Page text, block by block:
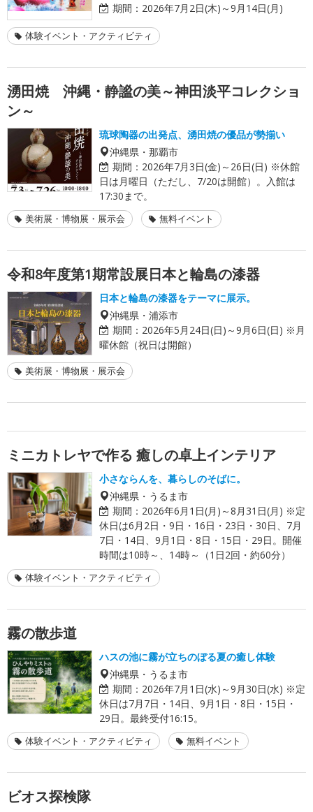
期間： 2026年7月2日(木)～9月14日(月)
体験イベント・アクティビティ
湧田焼 沖縄・静謐の美～神田淡平コレクショ
ン～
琉球陶器の出発点、湧田焼の優品が勢揃い
沖縄県・那覇市
期間： 2026年7月3日(金)～26日(日) ※休館
日は月曜日（ただし、7/20は開館）。入館は
17:30まで。
美術展・博物展・展示会 無料イベント
令和8年度第1期常設展日本と輪島の漆器
日本と輪島の漆器をテーマに展示。
沖縄県・浦添市
期間： 2026年5月24日(日)～9月6日(日) ※月
曜休館（祝日は開館）
美術展・博物展・展示会
ミニカトレヤで作る 癒しの卓上インテリア
小さならんを、暮らしのそばに。
沖縄県・うるま市
期間： 2026年6月1日(月)～8月31日(月) ※定
休日は6月2日・9日・16日・23日・30日、7月
7日・14日、9月1日・8日・15日・29日。開催
時間は10時～、14時～（1日2回・約60分）
体験イベント・アクティビティ
霧の散歩道
ハスの池に霧が立ちのぼる夏の癒し体験
沖縄県・うるま市
期間： 2026年7月1日(水)～9月30日(水) ※定
休日は7月7日・14日、9月1日・8日・15日・
29日。最終受付16:15。
体験イベント・アクティビティ 無料イベント
ビオス探検隊